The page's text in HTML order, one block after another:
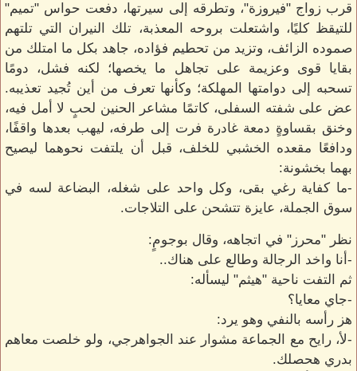
قرب زواج "فيروزة"، وتطرقه إلى سيرتها، دفعت حواس "تميم"
للتيقظ كليًا، واشتعلت بروحه المعذبة، تلك النيران التي تلتهم
صموده الزائف، وتزيد من تحطيم فؤاده، جاهد بكل ما امتلك من
بقايا قوى وعزيمة على تجاهل ما يخصها؛ لكنه فشل، دومًا
تسحبه إلى دوامتها المهلكة؛ وكأنها تعرف من أين تُجيد تعذيبه.
عض على شفته السفلى، كاتمًا مشاعر الحنين لحبٍ لا أمل فيه،
وخنق بقساوةٍ دمعة غادرة فرت إلى طرفه، ليهب بعدها واقفًا،
ودافعًا مقعده الخشبي للخلف، قبل أن يلتفت نحوهما ليصيح
بهما بخشونة:
-ما كفاية رغي بقى، وكل واحد على شغله، البضاعة لسه في
سوق الجملة، عايزة تتشحن على التلاجات.
نظر "محرز" في اتجاهه، وقال بوجومٍ:
-أنا واخد الرجالة وطالع على هناك..
ثم التفت ناحية "هيثم" ليسأله:
-جاي معايا؟
هز رأسه بالنفي وهو يرد:
-لأ، رايح مع الجماعة مشوار عند الجواهرجي، ولو خلصت معاهم
بدري هحصلك.